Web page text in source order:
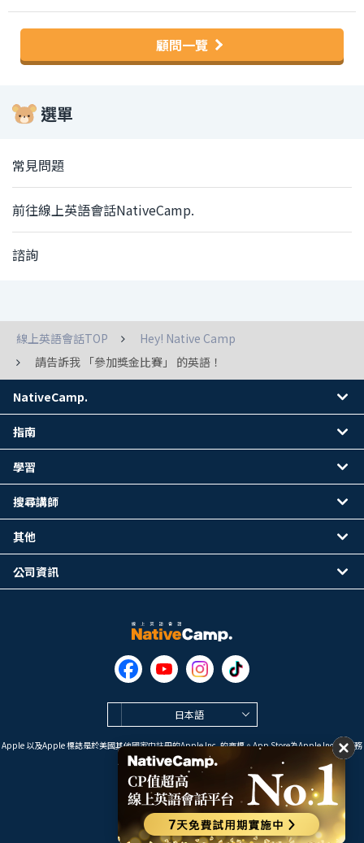
顧問一覽
選單
常見問題
前往線上英語會話NativeCamp.
諮詢
線上英語會話TOP
Hey! Native Camp
請告訴我 「參加獎金比賽」 的英語！
日本語
Apple 以及Apple 標誌是於美國其他國家中註冊的Apple Inc. 的商標。App Store為Apple Inc. 的服務
標誌。
Google Play是 Google LLC 的商標。
Copyright © 2026 線上英語會話
NativeCamp. All Rights Reserved.
NativeCamp.
指南
學習
搜尋講師
其他
公司資訊